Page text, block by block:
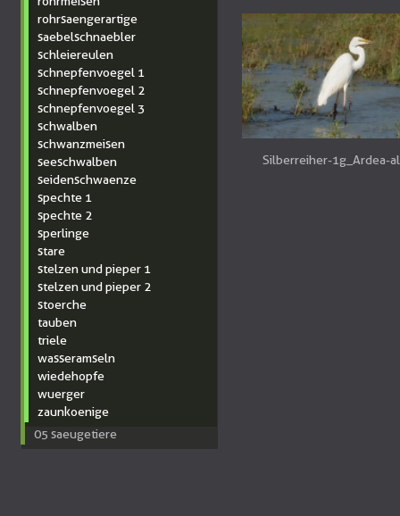
rohrsaengerartige
saebelschnaebler
schleiereulen
schnepfenvoegel 1
schnepfenvoegel 2
schnepfenvoegel 3
schwalben
schwanzmeisen
seeschwalben
seidenschwaenze
spechte 1
spechte 2
sperlinge
stare
stelzen und pieper 1
stelzen und pieper 2
stoerche
tauben
triele
wasseramseln
wiedehopfe
wuerger
zaunkoenige
05 saeugetiere
Silberreiher-1g_Ardea-